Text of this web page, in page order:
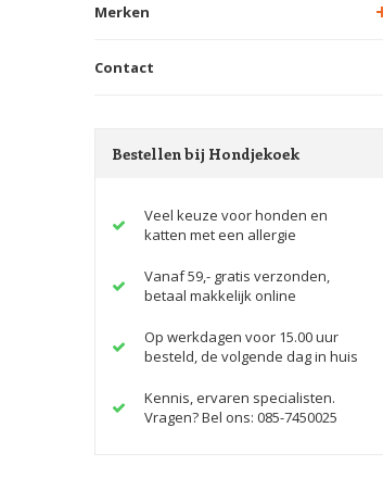
Merken
Contact
Bestellen bij Hondjekoek
Veel keuze voor honden en
katten met een allergie
Vanaf 59,- gratis verzonden,
betaal makkelijk online
Op werkdagen voor 15.00 uur
besteld, de volgende dag in huis
Kennis, ervaren specialisten.
Vragen? Bel ons: 085-7450025